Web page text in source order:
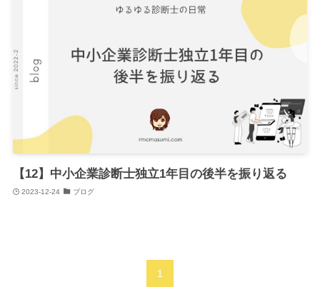
【12】中小企業診断士独立1年目の後半を振り返る
2023-12-24 ブログ
1